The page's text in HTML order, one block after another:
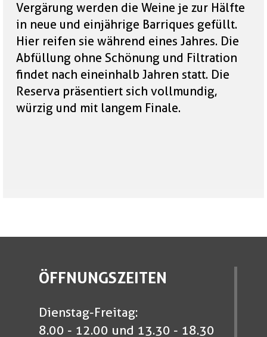
Vergärung werden die Weine je zur Hälfte
in neue und einjährige Barriques gefüllt.
Hier reifen sie während eines Jahres. Die
Abfüllung ohne Schönung und Filtration
findet nach eineinhalb Jahren statt. Die
Reserva präsentiert sich vollmundig,
würzig und mit langem Finale.
ÖFFNUNGSZEITEN
Dienstag-Freitag:
8.00 - 12.00 und 13.30 - 18.30